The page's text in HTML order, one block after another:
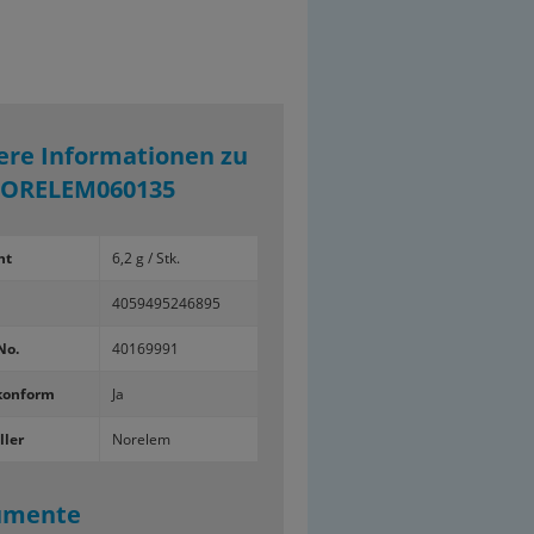
Informationen zu
6,2 g / Stk.
4059495246895
40169991
Ja
Norelem